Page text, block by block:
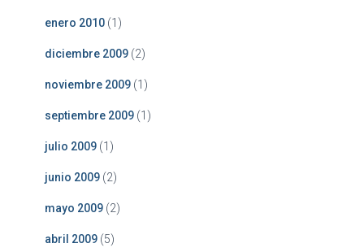
enero 2010 (1)
diciembre 2009 (2)
noviembre 2009 (1)
septiembre 2009 (1)
julio 2009 (1)
junio 2009 (2)
mayo 2009 (2)
abril 2009 (5)